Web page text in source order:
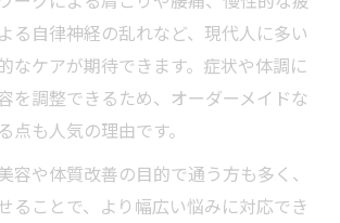
る自律神経の乱れなど、現代人に多い
なケアが期待できます。症状や体調に
を調整できるため、オーダーメイドな
点も人気の理由です。
容や体質改善の目的で通う方も多く、
ることで、より幅広い悩みに対応でき